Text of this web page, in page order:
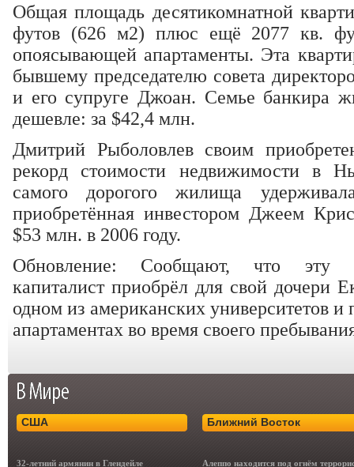
Общая площадь десятикомнатной
футов (626 м2) плюс ещё 2077 кв.
опоясывающей апартаменты. Эта
бывшему председателю совета
и его супруге Джоан. Семье банкира
дешевле: за $42,4 млн.
Дмитрий Рыболовлев своим
рекорд стоимости недвижимости в
самого дорогого жилища
приобретённая инвестором Джеем
$53 млн. в 2006 году.
Обновление: Сообщают, что эту
капиталист приобрёл для свой дочери
одном из американских университетов
апартаментах во время своего
США
32-летний армянин в Глендейле
Ближний Восток
Алеппо находится под огнём